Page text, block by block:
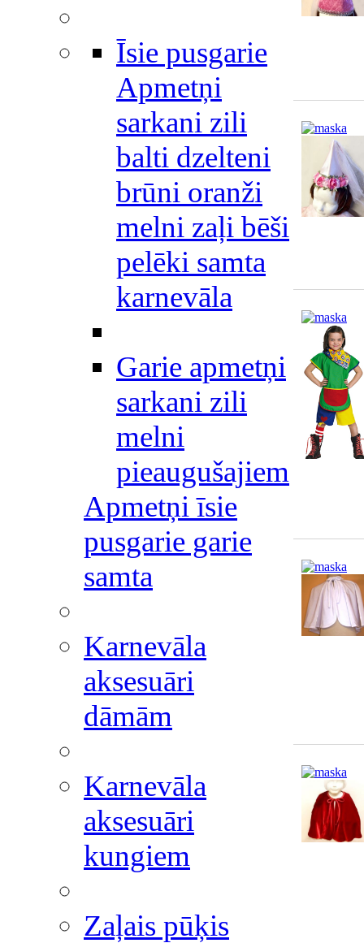
Īsie pusgarie
Apmetņi
sarkani zili
balti dzelteni
brūni oranži
melni zaļi bēši
pelēki samta
karnevāla
Garie apmetņi
sarkani zili
melni
pieaugušajiem
Apmetņi īsie
pusgarie garie
samta
Karnevāla
aksesuāri
dāmām
Karnevāla
aksesuāri
kungiem
Zaļais pūķis